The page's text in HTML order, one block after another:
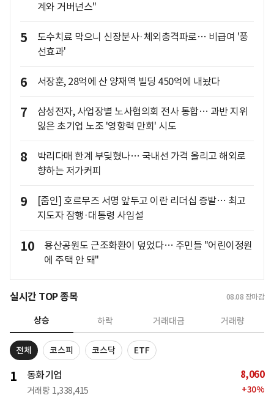
계와 거버넌스"
5
도수치료 막으니 신장분사·체외충격파로… 비급여 '풍
선효과'
6 서장훈, 28억에 산 양재역 빌딩 450억에 내놨다
7
삼성전자, 사업장별 노사협의회 전사 통합… 과반 지위
잃은 초기업 노조 '영향력 만회' 시도
8
박리다매 한계 부딪혔나… 국내선 가격 올리고 해외로
향하는 저가커피
9
[줌인] 호르무즈 서명 앞두고 이란 리더십 증발… 최고
지도자 잠행·대통령 사임설
10
용산공원도 근조화환이 덮었다… 주민들 "어린이정원
에 주택 안 돼"
실시간 TOP 종목 08.08 장마감
상승 하락 거래대금 거래량
전체 코스피 코스닥 ETF
1 동화기업
거래량 1,338,415
8,060
+30%